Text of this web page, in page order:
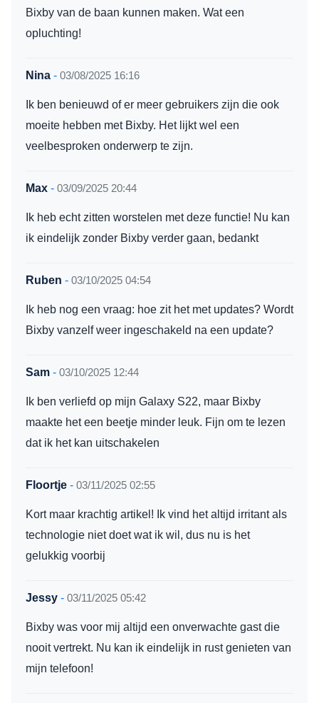
Bixby van de baan kunnen maken. Wat een
opluchting!
Nina - 03/08/2025 16:16
Ik ben benieuwd of er meer gebruikers zijn die ook
moeite hebben met Bixby. Het lijkt wel een
veelbesproken onderwerp te zijn.
Max - 03/09/2025 20:44
Ik heb echt zitten worstelen met deze functie! Nu kan
ik eindelijk zonder Bixby verder gaan, bedankt
Ruben - 03/10/2025 04:54
Ik heb nog een vraag: hoe zit het met updates? Wordt
Bixby vanzelf weer ingeschakeld na een update?
Sam - 03/10/2025 12:44
Ik ben verliefd op mijn Galaxy S22, maar Bixby
maakte het een beetje minder leuk. Fijn om te lezen
dat ik het kan uitschakelen
Floortje - 03/11/2025 02:55
Kort maar krachtig artikel! Ik vind het altijd irritant als
technologie niet doet wat ik wil, dus nu is het
gelukkig voorbij
Jessy - 03/11/2025 05:42
Bixby was voor mij altijd een onverwachte gast die
nooit vertrekt. Nu kan ik eindelijk in rust genieten van
mijn telefoon!